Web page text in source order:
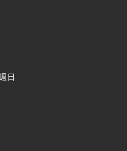
子高度和螢幕高度
of Desk and Monitor Height on
at a Desk Often Lead to Back Pain?
易解決方案
Easy Solutions for Samsung
不是OpenAI的API服
Compatible Services, But Not
日